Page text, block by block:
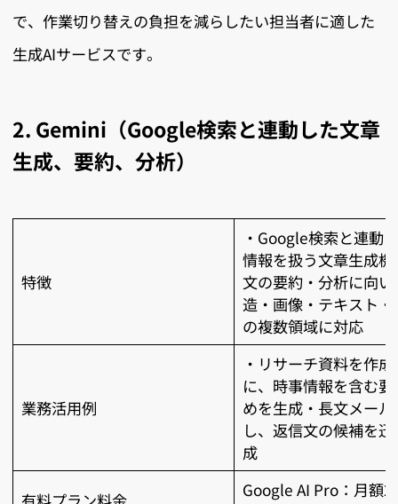
で、作業切り替えの負担を減らしたい担当者に適した
生成AIサービスです。
2. Gemini（Google検索と連動した文章
生成、要約、分析）
特徴
・Google検索と連動
情報を扱う文章生成機
文の要約・分析に向い
造・画像・テキスト・
の複数領域に対応
業務活用例
・リサーチ資料を作
に、時事情報を含む
めを生成・長文メー
し、返信文の候補を
成
Google AI Pro：月額